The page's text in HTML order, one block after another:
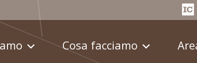
Cosa facciamo